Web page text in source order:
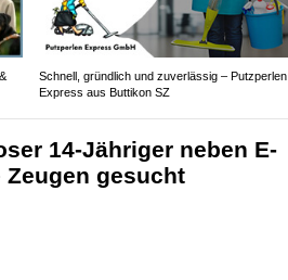
Schnell, gründlich und zuverlässig – Putzperlen
Express aus Buttikon SZ
14-Jähriger neben E-
gesucht